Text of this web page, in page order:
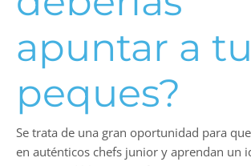
apuntar a
peques?
Se trata de una gran oportunidad para
en auténticos chefs junior y aprendan un